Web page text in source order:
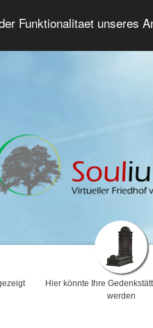
Funktionalitaet unseres
Trauerforum
Hier könnte Ihre
werden